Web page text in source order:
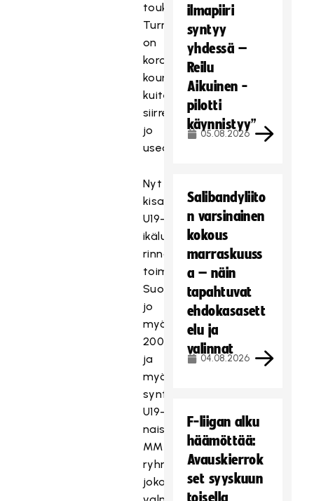
toukokuussa.
Turnausta
on
koronapandemian
kourissa
kuitenkin
siirretty
jo
useasti.
Nyt
kisaavan
U19-
ikäluokan
rinnalla
toimii
Suomella
jo
myös
2003
ja
myöhemmin
syntyneiden
U19-
naisten
MM-
ryhmä,
joka
ilmapiiri
syntyy
yhdessä –
Reilu
Aikuinen -
pilotti
käynnistyy”
05.08.2026
Salibandyliito
n varsinainen
kokous
marraskuuss
a – näin
tapahtuvat
ehdokasasett
elu ja
valinnat
04.08.2026
F-liigan alku
häämöttää:
Avauskierrok
set syyskuun
toisella